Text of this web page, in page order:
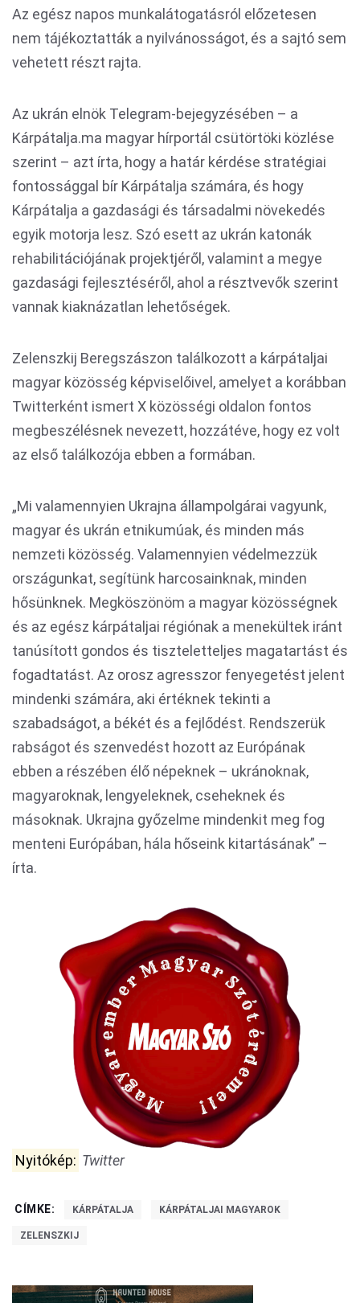
Az egész napos munkalátogatásról előzetesen
nem tájékoztatták a nyilvánosságot, és a sajtó sem
vehetett részt rajta.
Az ukrán elnök Telegram-bejegyzésében – a
Kárpátalja.ma magyar hírportál csütörtöki közlése
szerint – azt írta, hogy a határ kérdése stratégiai
fontossággal bír Kárpátalja számára, és hogy
Kárpátalja a gazdasági és társadalmi növekedés
egyik motorja lesz. Szó esett az ukrán katonák
rehabilitációjának projektjéről, valamint a megye
gazdasági fejlesztéséről, ahol a résztvevők szerint
vannak kiaknázatlan lehetőségek.
Zelenszkij Beregszászon találkozott a kárpátaljai
magyar közösség képviselőivel, amelyet a korábban
Twitterként ismert X közösségi oldalon fontos
megbeszélésnek nevezett, hozzátéve, hogy ez volt
az első találkozója ebben a formában.
„Mi valamennyien Ukrajna állampolgárai vagyunk,
magyar és ukrán etnikumúak, és minden más
nemzeti közösség. Valamennyien védelmezzük
országunkat, segítünk harcosainknak, minden
hősünknek. Megköszönöm a magyar közösségnek
és az egész kárpátaljai régiónak a menekültek iránt
tanúsított gondos és tiszteletteljes magatartást és
fogadtatást. Az orosz agresszor fenyegetést jelent
mindenki számára, aki értéknek tekinti a
szabadságot, a békét és a fejlődést. Rendszerük
rabságot és szenvedést hozott az Európának
ebben a részében élő népeknek – ukránoknak,
magyaroknak, lengyeleknek, cseheknek és
másoknak. Ukrajna győzelme mindenkit meg fog
menteni Európában, hála hőseink kitartásának” –
írta.
Nyitókép: Twitter
CÍMKE: KÁRPÁTALJA KÁRPÁTALJAI MAGYAROK
ZELENSZKIJ